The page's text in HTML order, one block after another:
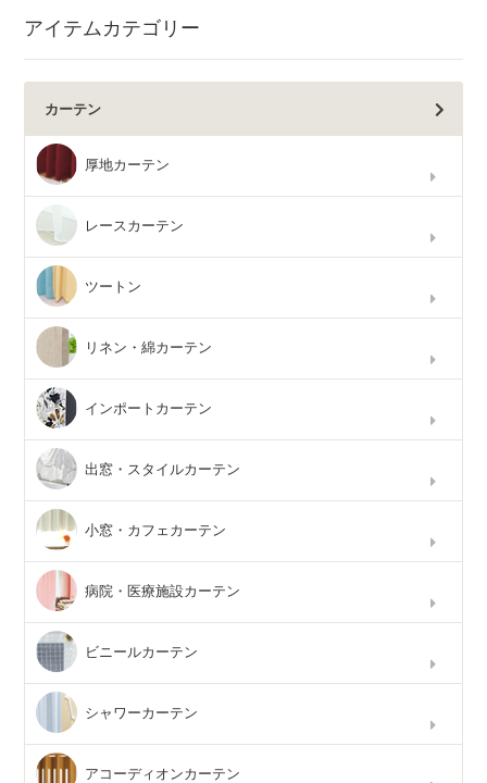
アイテムカテゴリー
カーテン
厚地カーテン
レースカーテン
ツートン
リネン・綿カーテン
インポートカーテン
出窓・スタイルカーテン
小窓・カフェカーテン
病院・医療施設カーテン
ビニールカーテン
シャワーカーテン
アコーディオンカーテン